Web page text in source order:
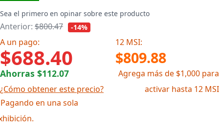
Sea el primero en opinar sobre este producto
Anterior: $800.47 -14%
A un pago: 12 MSI:
$688.40 $809.88
Ahorras $112.07
¿Cómo obtener este precio?
en una sola
Agrega más de $1,000 para
activar hasta 12 MSI